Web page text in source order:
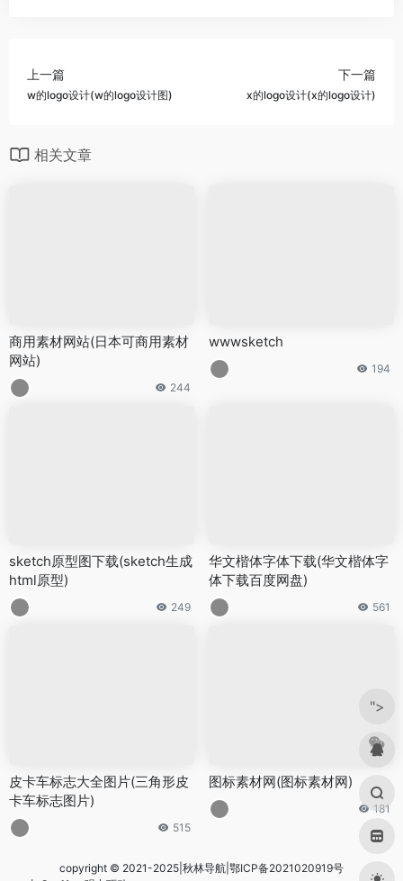
上一篇
w的logo设计(w的logo设计图)
下一篇
x的logo设计(x的logo设计)
相关文章
商用素材网站(日本可商用素材
网站)
244
wwwsketch
194
sketch原型图下载(sketch生成
html原型)
249
华文楷体字体下载(华文楷体字
体下载百度网盘)
561
皮卡车标志大全图片(三角形皮
卡车标志图片)
515
图标素材网(图标素材网)
181
copyright © 2021-2025|秋林导航| 鄂ICP备2021020919号
">